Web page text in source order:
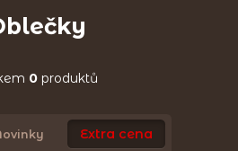
0 produktů
Extra cena